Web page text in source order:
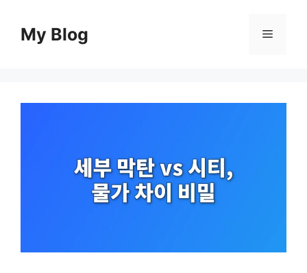
My Blog 메